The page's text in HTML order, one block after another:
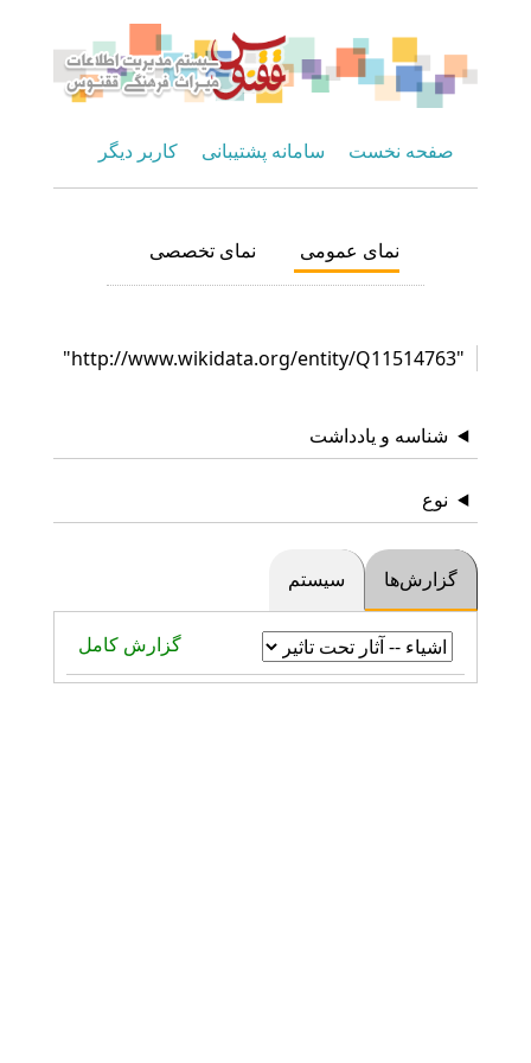
صفحه نخست سامانه پشتیبانی کاربر دیگر
نمای عمومی نمای تخصصی
"http://www.wikidata.org/entity/Q11514763"
شناسه و یادداشت
نوع
گزارش‌ها سیستم
گزارش کامل